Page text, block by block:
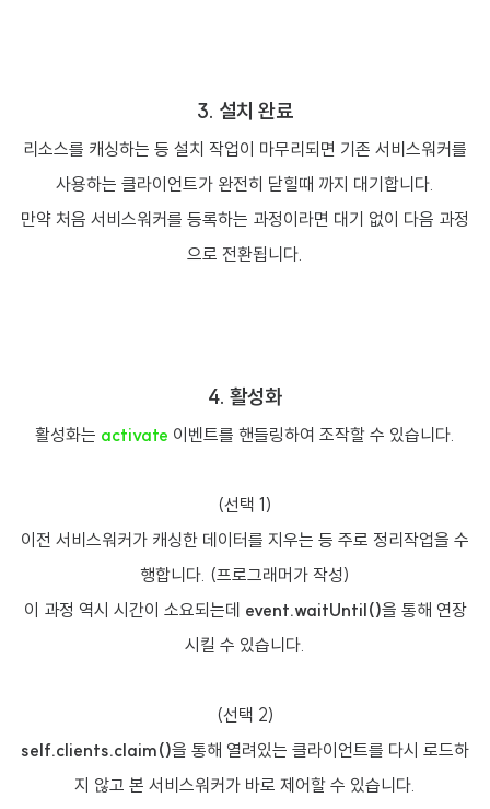
3. 설치 완료
리소스를 캐싱하는 등 설치 작업이 마무리되면 기존 서비스워커를
사용하는 클라이언트가 완전히 닫힐때 까지 대기합니다.
만약 처음 서비스워커를 등록하는 과정이라면 대기 없이 다음 과정
으로 전환됩니다.
4. 활성화
활성화는 activate 이벤트를 핸들링하여 조작할 수 있습니다.
(선택 1)
이전 서비스워커가 캐싱한 데이터를 지우는 등 주로 정리작업을 수
행합니다. (프로그래머가 작성)
이 과정 역시 시간이 소요되는데 event.waitUntil()을 통해 연장
시킬 수 있습니다.
(선택 2)
self.clients.claim()을 통해 열려있는 클라이언트를 다시 로드하
지 않고 본 서비스워커가 바로 제어할 수 있습니다.